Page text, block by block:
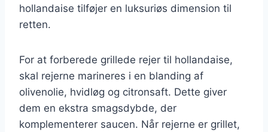
hollandaise tilføjer en luksuriøs dimension til
retten.
For at forberede grillede rejer til hollandaise,
skal rejerne marineres i en blanding af
olivenolie, hvidløg og citronsaft. Dette giver
dem en ekstra smagsdybde, der
komplementerer saucen. Når rejerne er grillet,